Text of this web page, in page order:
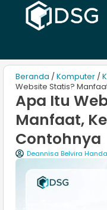
Beranda / Komputer /
Website Statis?
Apa Itu
Manfaat,
Contohnya
Deannisa Belvira